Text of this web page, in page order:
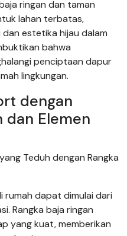
ringan dan taman
lahan terbatas,
estetika hijau dalam
bahwa
penciptaan dapur
lingkungan.
dengan
dan Elemen
Teduh dengan Rangka
rumah dapat dimulai dari
Rangka baja ringan
yang kuat, memberikan